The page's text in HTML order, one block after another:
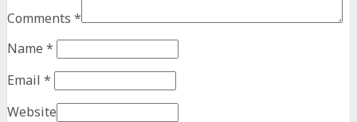
Comments *
Name *
Email *
Website